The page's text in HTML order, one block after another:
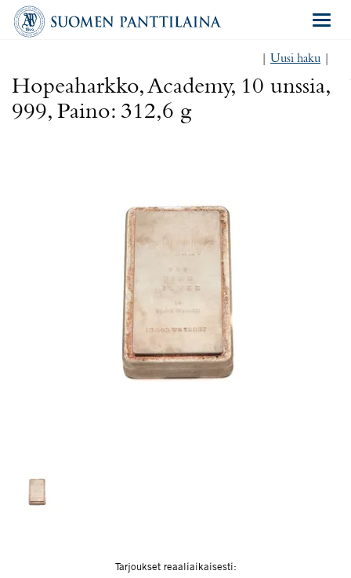
Uusi haku
Hopeaharkko, Academy, 10 unssia,
999, Paino: 312,6 g
Tarjoukset reaaliaikaisesti: